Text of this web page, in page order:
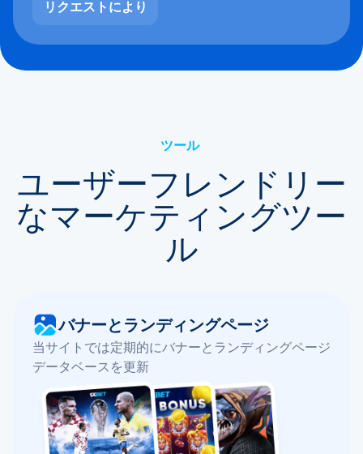
リクエストにより
ツール
ユーザーフレンドリー
なマーケティングツー
ル
バナーとランディングページ
当サイトでは定期的にバナーとランディングページ
データベースを更新